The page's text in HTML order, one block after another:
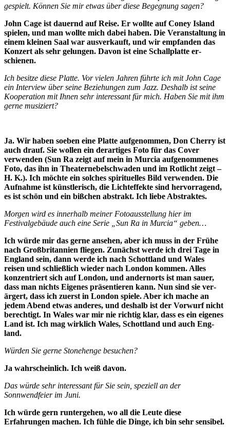
gespielt. Können Sie mir etwas über diese Begeg­nung sagen?
John Cage ist dauernd auf Reise. Er woll­te auf Coney Island
spielen, und man woll­te mich dabei haben. Die Veranstaltung in
einem kleinen Saal war ausverkauft, und wir empfanden das
Konzert als sehr ge­lungen. Davon ist eine Schallplatte er­
schienen.
Ich besitze diese Platte. Vor vielen Jahren führte ich mit John Cage
ein Interview über seine Beziehungen zum Jazz. Des­halb ist seine
Kooperation mit Ihnen sehr interessant für mich. Haben Sie mit ihm
gerne musiziert?
Ja. Wir haben soeben eine Platte aufge­nommen, Don Cherry ist
auch drauf. Sie wollen ein derartiges Foto für das Cover
verwenden (Sun Ra zeigt auf mein in Mur­cia aufgenommenes
Foto, das ihn in Theaternebelschwaden und im Rotlicht zeigt –
H. K.). Ich möchte ein solches spi­rituelles Bild verwenden. Die
Aufnahme ist künstlerisch, die Lichteffekte sind hervor­ragend,
es ist schön und ein bißchen ab­strakt. Ich liebe Abstraktes.
Morgen wird es innerhalb meiner Foto­ausstellung hier im
Festivalgebäude auch eine Serie „Sun Ra in Murcia“ geben…
Ich würde mir das gerne ansehen, aber ich muss in der Frühe
nach Großbritannien fliegen. Zunächst werde ich drei Tage in
England sein, dann werde ich nach Schottland und Wales
reisen und schließ­lich wieder nach London kommen. Alles
konzentriert sich auf London, und andern­orts ist man sauer,
dass man nichts Eige­nes präsentieren kann. Nun sind sie ver­
ärgert, dass ich zuerst in London spiele. Aber ich mache an
jedem Abend etwas anderes, und deshalb ist der Vorwurf nicht
berechtigt. In Wales war mir nie richtig klar, dass es ein eigenes
Land ist. Ich mag wirklich Wales, Schottland und auch Eng­
land.
Würden Sie gerne Stonehenge besu­chen?
Ja wahrscheinlich. Ich weiß davon.
Das würde sehr interessant für Sie sein, speziell an der
Sonnwendfeier im Juni.
Ich würde gern runtergehen, wo all die Leute diese
Erfahrungen machen. Ich füh­le die Dinge, ich bin sehr sensibel.